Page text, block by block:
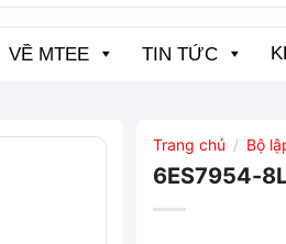
VỀ MTEE TIN TỨC
Trang chủ / Bộ
6ES7954-